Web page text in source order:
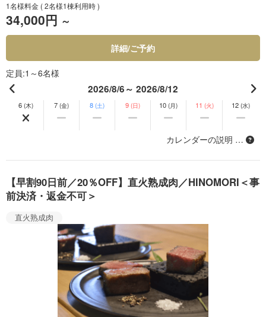
1名様料金 ( 2名様1棟利用時 )
34,000円 ～
詳細/ご予約
定員 1～6名様
2026/8/6～ 2026/8/12
6 (木) 7 (金) 8 (土) 9 (日) 10 (月) 11 (火) 12 (水)
カレンダーの説明 …
【早割90日前／20％OFF】直火熟成肉／HINOMORI＜事
前決済・返金不可＞
直火熟成肉